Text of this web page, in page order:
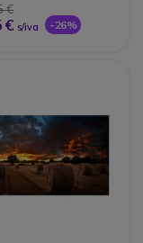
€
€ s/iva -26%